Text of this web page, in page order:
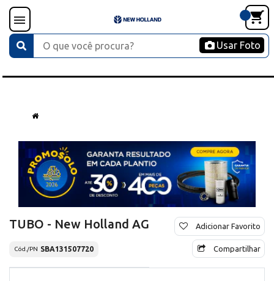
Usar Foto
TUBO - New Holland AG
Cód./PN SBA131507720
Adicionar Favorito
Compartilhar